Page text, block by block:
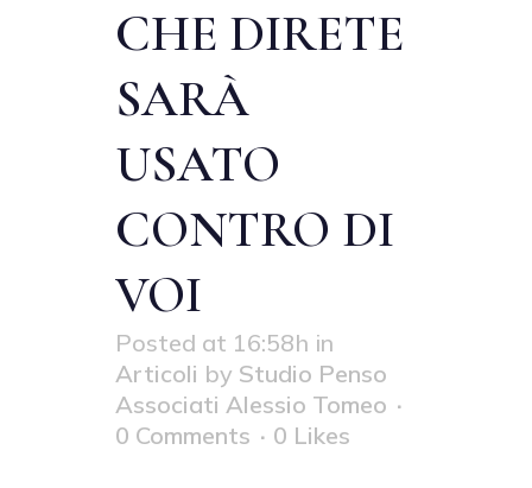
CHE DIRETE
SARÀ
USATO
CONTRO DI
VOI
Posted at 16:58h in
Articoli by Studio Penso
Associati Alessio Tomeo
0 Comments
0 Likes